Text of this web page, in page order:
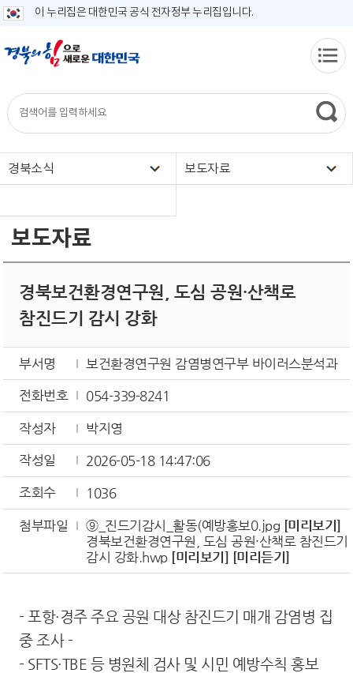
이 누리집은 대한민국 공식 전자정부 누리집입니다.
경북소식 보도자료
보도자료
경북보건환경연구원, 도심 공원·산책로
참진드기 감시 강화
부서명
보건환경연구원 감염병연구부 바이러스분석과
전화번호
054-339-8241
작성자
박지영
작성일
2026-05-18 14:47:06
조회수
1036
첨부파일 ⑨_진드기감시_활동(예방홍보0.jpg [미리보기]
경북보건환경연구원, 도심 공원·산책로 참진드기
감시 강화.hwp [미리보기] [미리듣기]
- 포항·경주 주요 공원 대상 참진드기 매개 감염병 집
중 조사 -
- SFTS·TBE 등 병원체 검사 및 시민 예방수칙 홍보